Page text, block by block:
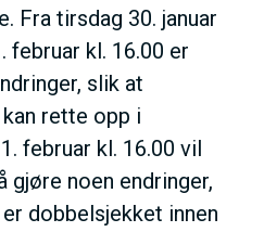
Fra tirsdag 30. januar
februar kl. 16.00 er
slik at
rette opp i
februar kl. 16.00 vil
noen endringer,
dobbelsjekket innen